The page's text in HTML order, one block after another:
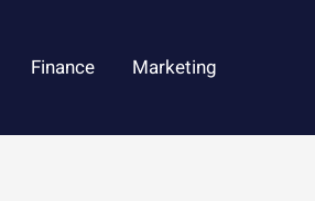
Finance Marketing